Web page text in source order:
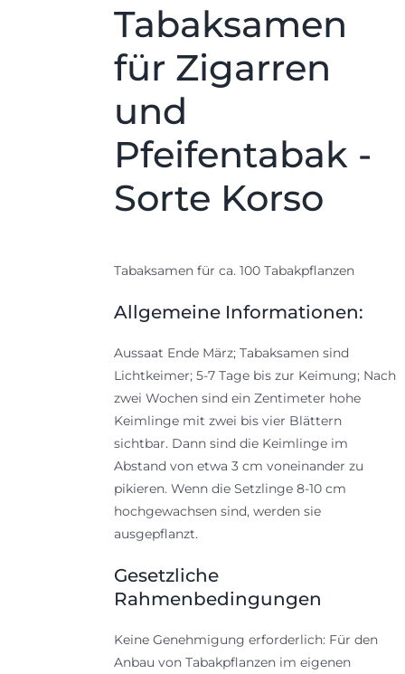
Tabaksamen
für Zigarren
und
Pfeifentabak -
Sorte Korso
Tabaksamen für ca. 100 Tabakpflanzen
Allgemeine Informationen:
Aussaat Ende März; Tabaksamen sind
Lichtkeimer; 5-7 Tage bis zur Keimung; Nach
zwei Wochen sind ein Zentimeter hohe
Keimlinge mit zwei bis vier Blättern
sichtbar. Dann sind die Keimlinge im
Abstand von etwa 3 cm voneinander zu
pikieren. Wenn die Setzlinge 8-10 cm
hochgewachsen sind, werden sie
ausgepflanzt.
Gesetzliche
Rahmenbedingungen
Keine Genehmigung erforderlich: Für den
Anbau von Tabakpflanzen im eigenen